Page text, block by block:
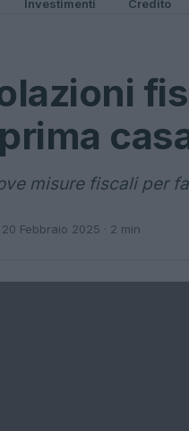
Investimenti Credito
misure fiscali per
20 Febbraio 2025 · 2 min